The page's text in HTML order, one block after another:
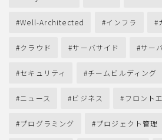
Well-Architected インフラ
クラウド サーバサイド サー
セキュリティ チームビルディング
ニュース ビジネス フロント
プログラミング プロジェクト管理